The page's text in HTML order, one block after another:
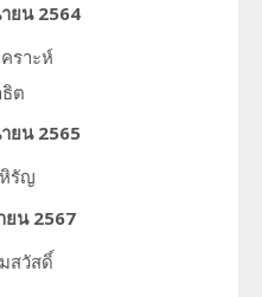
ยน 2564
ราะห์
ต
ยน 2565
รัญ
ยน 2567
สวัสดิ์